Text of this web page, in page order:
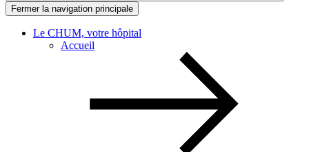
Fermer la navigation principale
Le CHUM, votre hôpital
Accueil